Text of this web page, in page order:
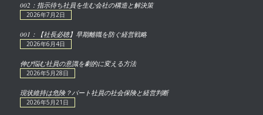
002：指示待ち社員を生む会社の構造と解決策
2026年7月2日
001：【社長必聴】早期離職を防ぐ経営戦略
2026年6月4日
伸び悩む社員の意識を劇的に変える方法
2026年5月28日
現状維持は危険？パート社員の社会保険と経営判断
2026年5月21日